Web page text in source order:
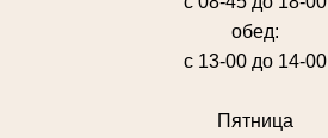
обед:
с 13-00 до 14-00
Пятница